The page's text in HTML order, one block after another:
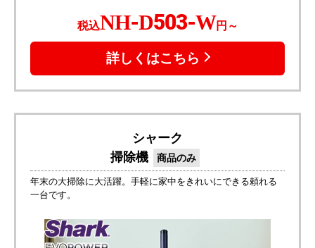
税込NH-D503-W 円～
詳しくはこちら
シャーク
掃除機
商品のみ
年末の大掃除に大活躍。手軽に家中をきれいにできる頼れる
一台です。